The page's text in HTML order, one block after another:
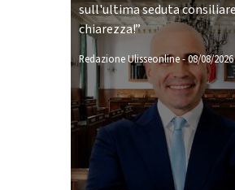
sull'ultima seduta
chiarezza!”
Redazione Ulisseonline-08/08/2026